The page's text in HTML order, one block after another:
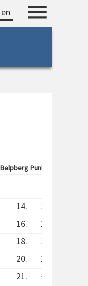
en
Belpberg Punkte #3
14. 1415
16. 1355
18. 1341
20. 1302
21. 1128